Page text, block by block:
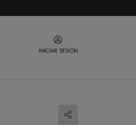
INICIAR SESIÓN
Compartir